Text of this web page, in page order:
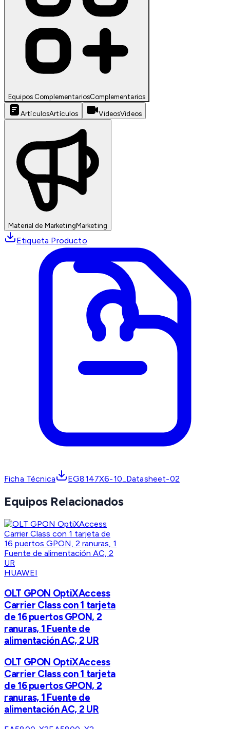
Equipos ComplementariosComplementarios
ArtículosArtículos VideosVideos
Material de MarketingMarketing
Etiqueta Producto
Ficha Técnica EG8147X6-10_Datasheet-02
Equipos Relacionados
HUAWEI
OLT GPON OptiXAccess
Carrier Class con 1 tarjeta
de 16 puertos GPON, 2
ranuras, 1 Fuente de
alimentación AC, 2 UR
OLT GPON OptiXAccess
Carrier Class con 1 tarjeta
de 16 puertos GPON, 2
ranuras, 1 Fuente de
alimentación AC, 2 UR